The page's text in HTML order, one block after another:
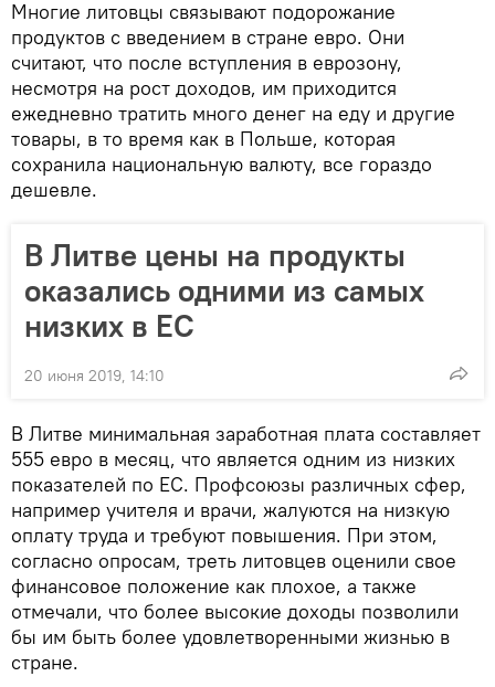
Многие литовцы связывают подорожание
продуктов с введением в стране евро. Они
считают, что после вступления в еврозону,
несмотря на рост доходов, им приходится
ежедневно тратить много денег на еду и другие
товары, в то время как в Польше, которая
сохранила национальную валюту, все гораздо
дешевле.
В Литве цены на продукты
оказались одними из самых
низких в ЕС
20 июня 2019, 14:10
В Литве минимальная заработная плата составляет
555 евро в месяц, что является одним из низких
показателей по ЕС. Профсоюзы различных сфер,
например учителя и врачи, жалуются на низкую
оплату труда и требуют повышения. При этом,
согласно опросам, треть литовцев оценили свое
финансовое положение как плохое, а также
отмечали, что более высокие доходы позволили
бы им быть более удовлетворенными жизнью в
стране.